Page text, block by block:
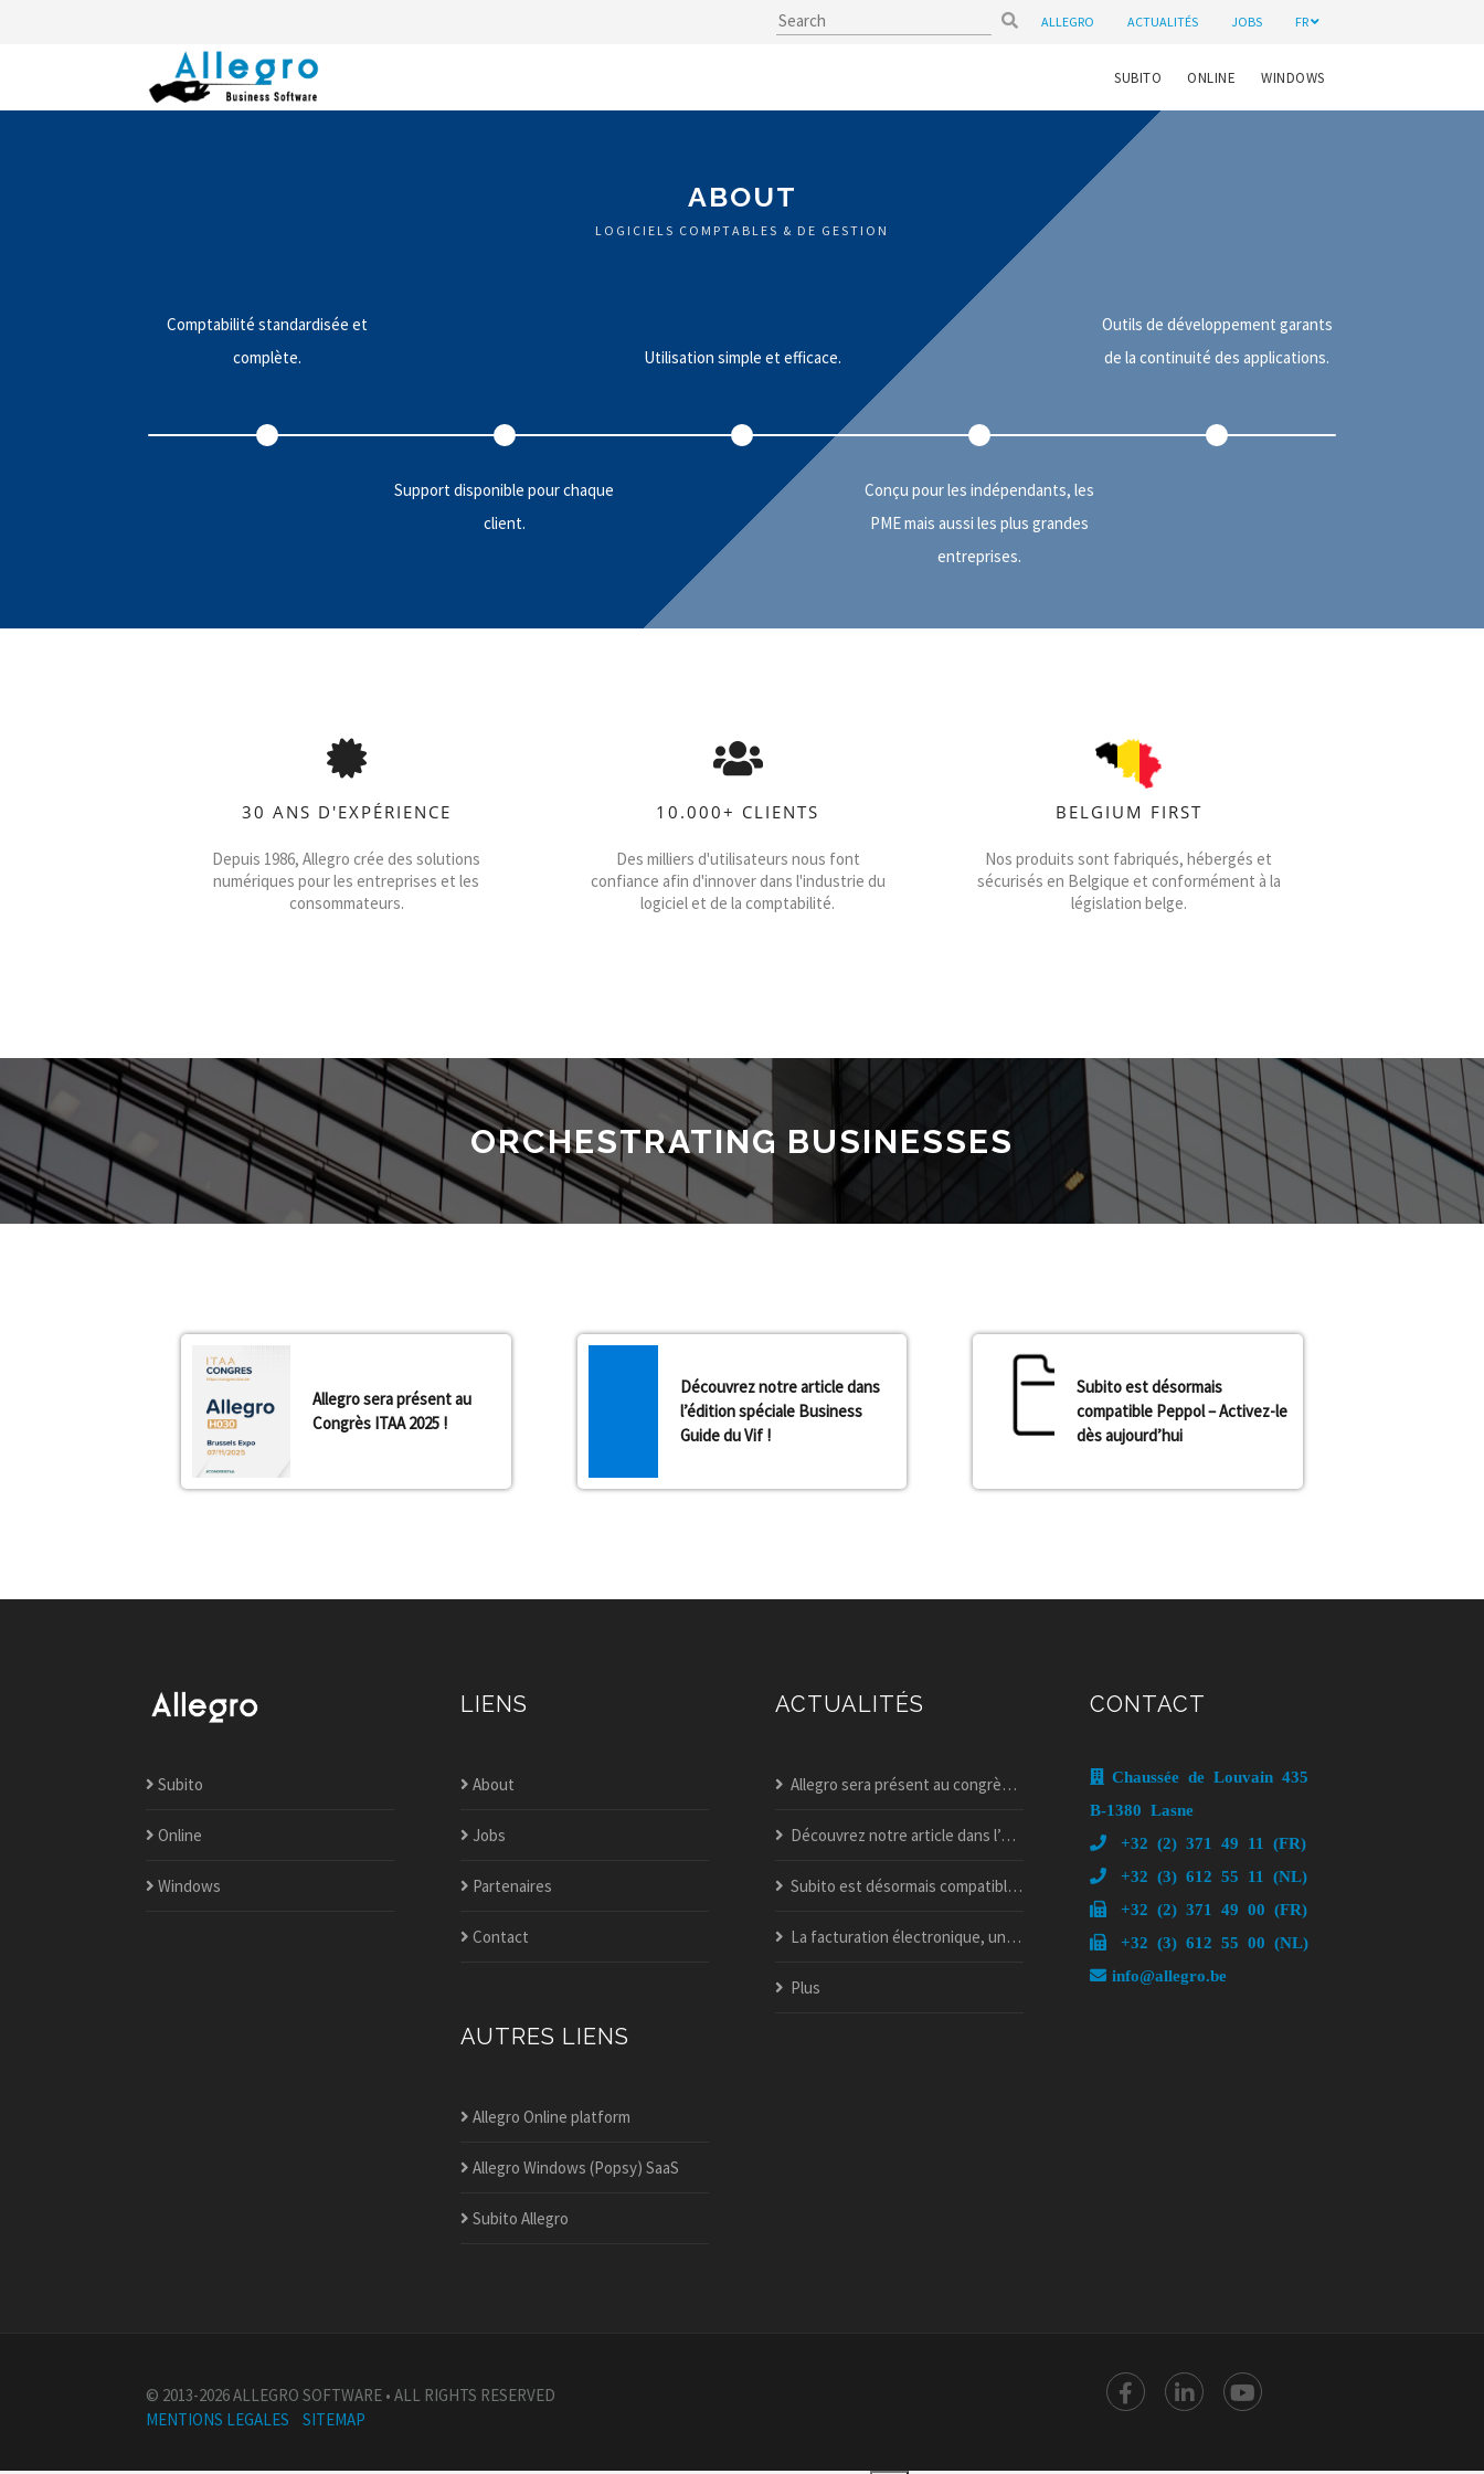
ALLEGRO ACTUALITÉS JOBS FR
SUBITO ONLINE WINDOWS
ABOUT
LOGICIELS COMPTABLES & DE GESTION
Comptabilité standardisée et
complète.
Utilisation simple et efficace.
Outils de développement garants
de la continuité des applications.
Support disponible pour chaque
client.
Conçu pour les indépendants, les
PME mais aussi les plus grandes
entreprises.
30 ANS D'EXPÉRIENCE
Depuis 1986, Allegro crée des solutions
numériques pour les entreprises et les
consommateurs.
10.000+ CLIENTS
Des milliers d'utilisateurs nous font
confiance afin d'innover dans l'industrie du
logiciel et de la comptabilité.
BELGIUM FIRST
Nos produits sont fabriqués, hébergés et
sécurisés en Belgique et conformément à la
législation belge.
ORCHESTRATING BUSINESSES
Allegro sera présent au
Congrès ITAA 2025 !
Découvrez notre article dans
l’édition spéciale Business
Guide du Vif !
Subito est désormais
compatible Peppol – Activez-le
dès aujourd’hui
Subito
Online
Windows
LIENS
About
Jobs
Partenaires
Contact
AUTRES LIENS
Allegro Online platform
Allegro Windows (Popsy) SaaS
Subito Allegro
ACTUALITÉS
Allegro sera présent au congrès itaa 2025 !
Découvrez notre article dans l’édition spéciale business guide du vif !
Subito est désormais compatible peppol – activez-le dès aujourd’hui
La facturation électronique, une nouveauté dans allegro popsy ?
Plus
CONTACT
Chaussée de Louvain 435
B-1380 Lasne
+32 (2) 371 49 11 (FR)
+32 (3) 612 55 11 (NL)
+32 (2) 371 49 00 (FR)
+32 (3) 612 55 00 (NL)
info@allegro.be
© 2013-2026 ALLEGRO SOFTWARE • ALL RIGHTS RESERVED
MENTIONS LEGALES
SITEMAP